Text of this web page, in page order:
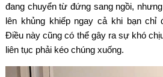
đang chuyển từ đứng sang ngồi,
lên khủng khiếp ngay cả khi bạn chỉ
Điều này cũng có thể gây ra sự khó
liên tục phải kéo chúng xuống.